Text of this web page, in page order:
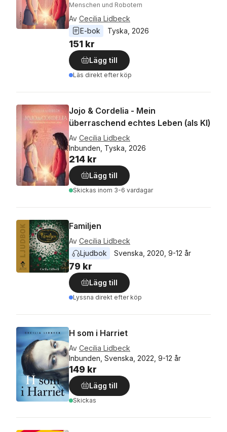
Menschen und Robotern
Av Cecilia Lidbeck
E-bok
Tyska 2026
151 kr
Lägg till
Läs direkt efter köp
Jojo & Cordelia - Mein
überraschend echtes Leben (als KI)
Av Cecilia Lidbeck
Inbunden, Tyska, 2026
214 kr
Lägg till
Skickas inom 3-6 vardagar
Familjen
Av Cecilia Lidbeck
Ljudbok
Svenska 2020 9-12 år
79 kr
Lägg till
Lyssna direkt efter köp
H som i Harriet
Av Cecilia Lidbeck
Inbunden, Svenska, 2022, 9-12 år
149 kr
Lägg till
Skickas